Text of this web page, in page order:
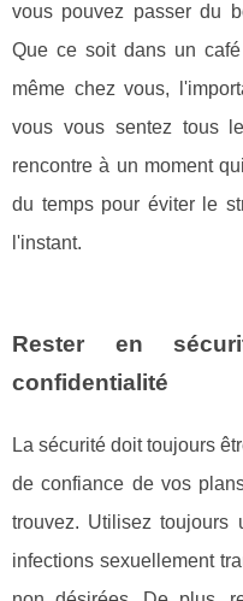
vous pouvez passer du
Que ce soit dans un
même chez vous,
vous vous sentez tous
rencontre à un moment
du temps pour éviter le
l'instant.
Rester en
confidentialité
La sécurité doit toujours
de confiance de vos
trouvez. Utilisez toujours
infections sexuellement